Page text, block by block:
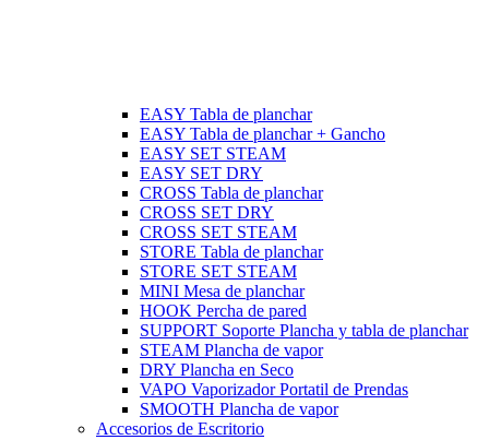
EASY Tabla de planchar
EASY Tabla de planchar + Gancho
EASY SET STEAM
EASY SET DRY
CROSS Tabla de planchar
CROSS SET DRY
CROSS SET STEAM
STORE Tabla de planchar
STORE SET STEAM
MINI Mesa de planchar
HOOK Percha de pared
SUPPORT Soporte Plancha y tabla de planchar
STEAM Plancha de vapor
DRY Plancha en Seco
VAPO Vaporizador Portatil de Prendas
SMOOTH Plancha de vapor
Accesorios de Escritorio